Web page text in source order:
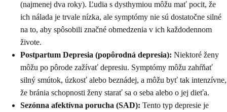
(najmenej dva roky). Ľudia s dysthymiou môžu mať pocit, že
ich nálada je trvale nízka, ale symptómy nie sú dostatočne silné
na to, aby spôsobili značné obmedzenia v ich každodennom
živote.
Postpartum Depresia (popôrodná depresia): Niektoré ženy
môžu po pôrode zažívať depresiu. Symptómy môžu zahŕňať
silný smútok, úzkosť alebo beznádej, a môžu byť tak intenzívne,
že bránia schopnosti ženy starať sa o seba alebo o jej dieťa.
Sezónna afektívna porucha (SAD): Tento typ depresie je